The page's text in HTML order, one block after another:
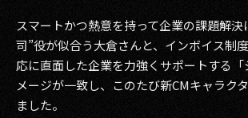
スマートかつ熱意を持って企業の課題解決
司”役が似合う大倉さんと、インボイス制
応に直面した企業を力強くサポートする
メージが一致し、このたび新CMキャラク
ました。